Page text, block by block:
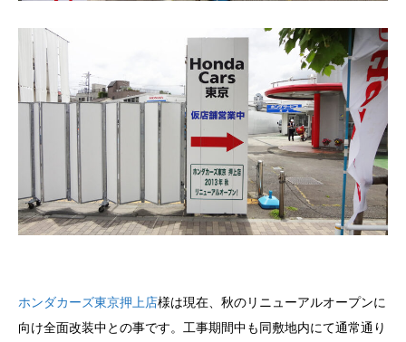
ホンダカーズ東京押上店様は現在、秋のリニューアルオープンに
向け全面改装中との事です。工事期間中も同敷地内にて通常通り